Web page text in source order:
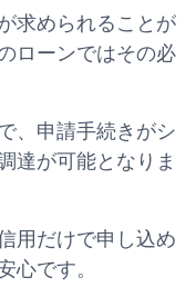
求められることが
ローンではその必
、申請手続きがシ
達が可能となりま
用だけで申し込め
心です。